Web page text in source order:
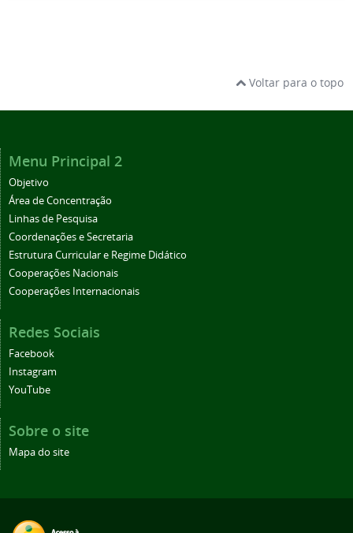
Voltar para o topo
Menu Principal 2
Objetivo
Área de Concentração
Linhas de Pesquisa
Coordenações e Secretaria
Estrutura Curricular e Regime Didático
Cooperações Nacionais
Cooperações Internacionais
Redes Sociais
Facebook
Instagram
YouTube
Sobre o site
Mapa do site